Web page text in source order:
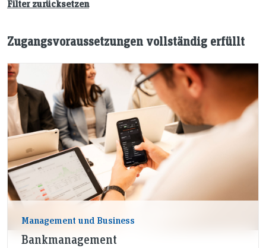
Filter zurücksetzen
Zugangsvoraussetzungen vollständig erfüllt
Management und Business
Bankmanagement